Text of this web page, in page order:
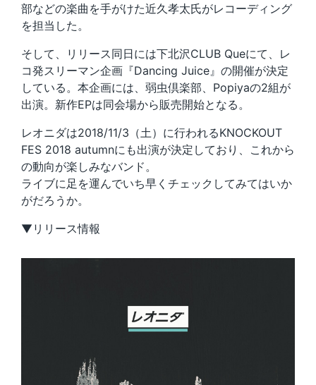
部などの楽曲を手がけた近久孝太氏がレコーディング
を担当した。
そして、リリース同日には下北沢CLUB Queにて、レ
コ発スリーマン企画『Dancing Juice』の開催が決定
している。本企画には、弱虫倶楽部、Popiyaの2組が
出演。新作EPは同会場から販売開始となる。
レオニダは2018/11/3（土）に行われるKNOCKOUT
FES 2018 autumnにも出演が決定しており、これから
の動向が楽しみなバンド。
ライブに足を運んでいち早くチェックしてみてはいか
がだろうか。
▼リリース情報